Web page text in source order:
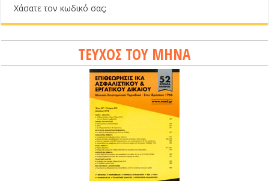
Χάσατε τον κωδικό σας;
ΤΕΥΧΟΣ ΤΟΥ ΜΗΝΑ